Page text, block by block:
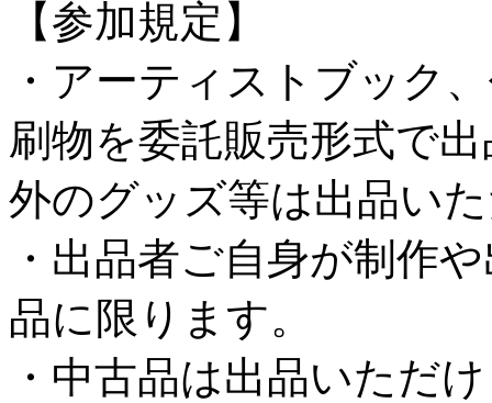
【参加規定】
・アーティストブック
刷物を委託販売形式で
外のグッズ等は出品い
・出品者ご自身が制作
品に限ります。
・中古品は出品いただ